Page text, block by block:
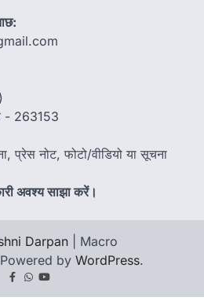
- 263153
प्रेस नोट, फोटो/वीडियो या सूचना
अवश्य साझा करें।
Darpan | Macro
Powered by WordPress.
Facebook
Whatsapp
youtube